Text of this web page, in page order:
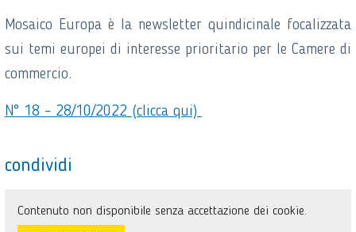
Mosaico Europa è la newsletter quindicinale focalizzata
sui temi europei di interesse prioritario per le Camere di
commercio.
N° 18 – 28/10/2022 (clicca qui)
condividi
Contenuto non disponibile senza accettazione dei cookie.